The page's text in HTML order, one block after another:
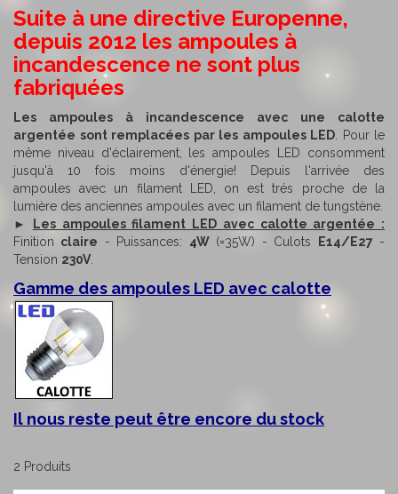
Suite à une directive Europenne,
depuis 2012 les ampoules à
incandescence ne sont plus
fabriquées
Les ampoules à incandescence avec une calotte
argentée sont remplacées par les ampoules LED. Pour le
même niveau d'éclairement, les ampoules LED consomment
jusqu'à 10 fois moins d'énergie! Depuis l'arrivée des
ampoules avec un filament LED, on est trés proche de la
lumière des anciennes ampoules avec un filament de tungstène.
►
Les ampoules filament LED avec calotte argentée :
Finition claire - Puissances: 4W(=35W) - Culots E14/E27-
Tension 230V.
Gamme des ampoules LED avec calotte
Il nous reste peut être encore du stock
2 Produits